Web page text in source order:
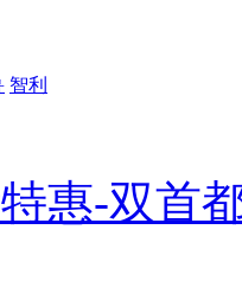
智利
惠-双首